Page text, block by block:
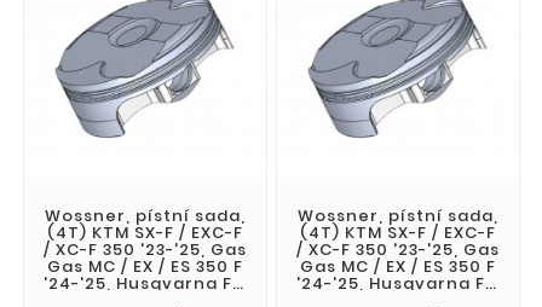
Wossner, pístní sada,
(4T) KTM SX-F / EXC-F
/ XC-F 350 '23-'25, Gas
Gas MC / EX / ES 350 F
'24-'25, Husqvarna FC
Wossner, pístní sada,
(4T) KTM SX-F / EXC-F
/ XC-F 350 '23-'25, Gas
Gas MC / EX / ES 350 F
'24-'25, Husqvarna FC